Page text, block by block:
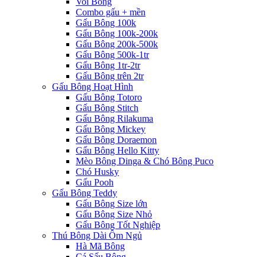
Combo gấu + mền
Gấu Bông 100k
Gấu Bông 100k-200k
Gấu Bông 200k-500k
Gấu Bông 500k-1tr
Gấu Bông 1tr-2tr
Gấu Bông trên 2tr
Gấu Bông Hoạt Hình
Gấu Bông Totoro
Gấu Bông Stitch
Gấu Bông Rilakuma
Gấu Bông Mickey
Gấu Bông Doraemon
Gấu Bông Hello Kitty
Mèo Bông Dinga & Chó Bông Puco
Chó Husky
Gấu Pooh
Gấu Bông Teddy
Gấu Bông Size lớn
Gấu Bông Size Nhỏ
Gấu Bông Tốt Nghiệp
Thú Bông Dài Ôm Ngủ
Hà Mã Bông